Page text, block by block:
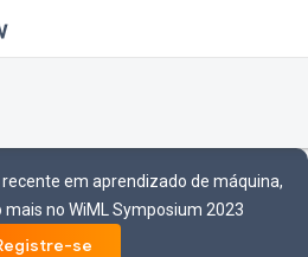
em aprendizado de máquina,
no WiML Symposium 2023
se